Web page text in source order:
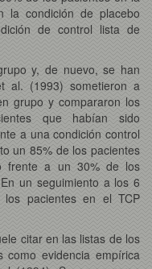
la condición de placebo
de control lista de
y, de nuevo, se han
al. (1993) sometieron a
grupo y compararon los
que habían sido
a una condición control
un 85% de los pacientes
frente a un 30% de los
un seguimiento a los 6
pacientes en el TCP
citar en las listas de los
como evidencia empírica